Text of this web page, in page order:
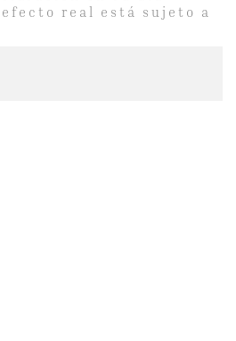
real está sujeto a